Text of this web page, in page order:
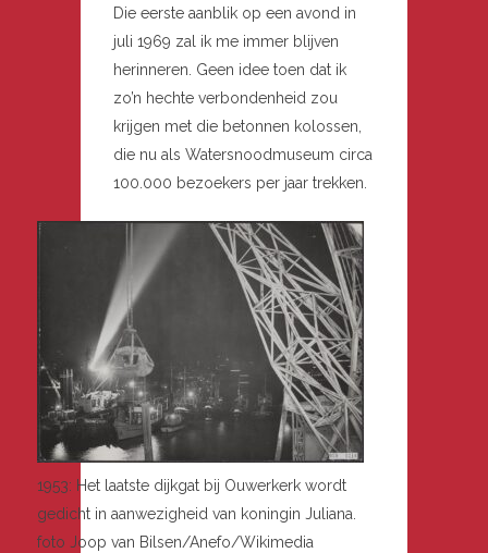
Die eerste aanblik op een avond in
juli 1969 zal ik me immer blijven
herinneren. Geen idee toen dat ik
zo’n hechte verbondenheid zou
krijgen met die betonnen kolossen,
die nu als Watersnoodmuseum circa
100.000 bezoekers per jaar trekken.
1953: Het laatste dijkgat bij Ouwerkerk wordt
gedicht in aanwezigheid van koningin Juliana.
foto Joop van Bilsen/Anefo/Wikimedia